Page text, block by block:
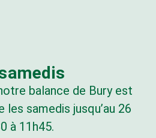
:
CENTRE DE
TRANSFERT
(SHERBROOK
E)
vendredi :
DÉSIREZ
NOUS
JOINDRE
balance de Bury est
samedis jusqu’au 26
à 11h45.